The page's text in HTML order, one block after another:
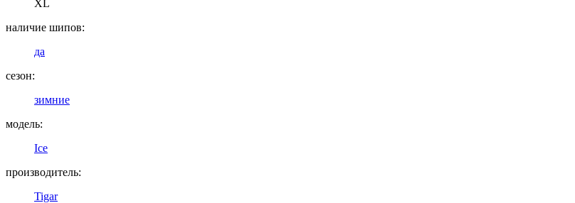
XL
наличие шипов:
да
сезон:
зимние
модель:
Ice
производитель:
Tigar